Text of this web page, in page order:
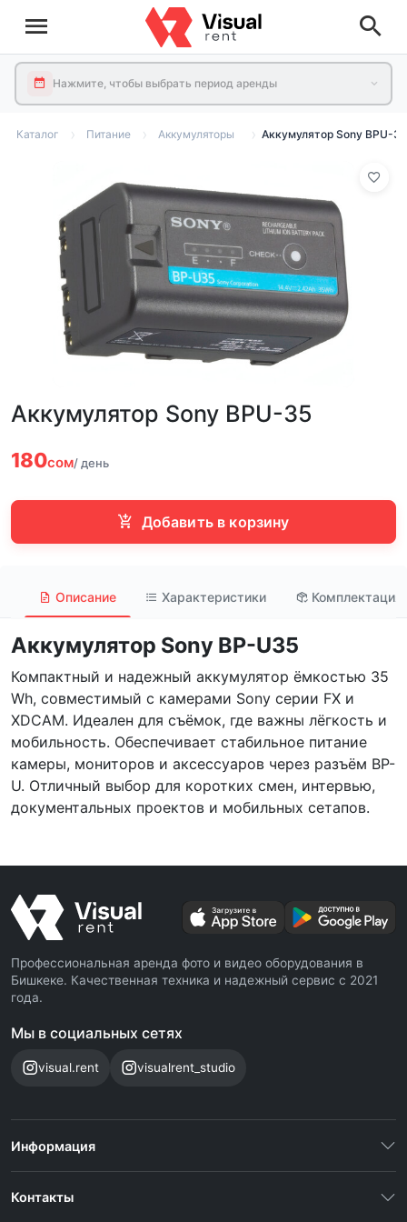
Нажмите, чтобы выбрать период аренды
Каталог Питание Аккумуляторы Аккумулятор Sony BPU-35
Аккумулятор Sony BPU-35
180сом/ день
Добавить в корзину
Описание Характеристики Комплектация
Аккумулятор Sony BP-U35
Компактный и надежный аккумулятор ёмкостью 35
Wh, совместимый с камерами Sony серии FX и
XDCAM. Идеален для съёмок, где важны лёгкость и
мобильность. Обеспечивает стабильное питание
камеры, мониторов и аксессуаров через разъём BP-
U. Отличный выбор для коротких смен, интервью,
документальных проектов и мобильных сетапов.
Профессиональная аренда фото и видео оборудования в
Бишкеке. Качественная техника и надежный сервис с 2021
года.
Мы в социальных сетях
visual.rent visualrent_studio
Информация
Контакты